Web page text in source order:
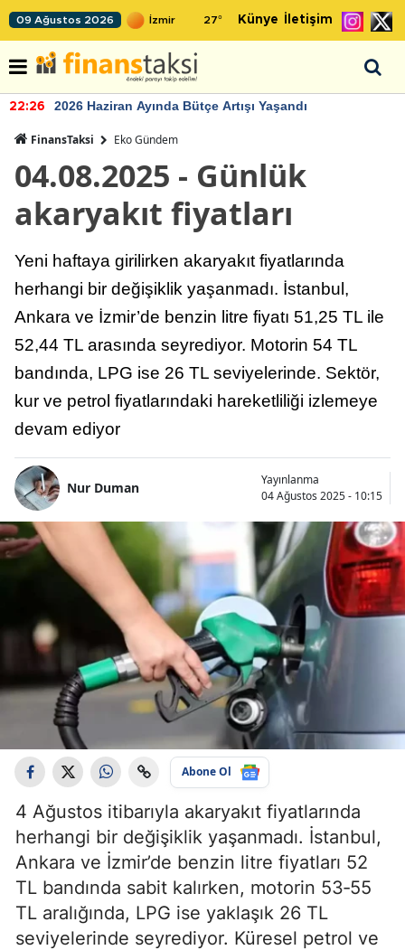
09 Ağustos 2026 27° Künye İletişim
22:26 2026 Haziran Ayında Bütçe Artışı Yaşandı
FinansTaksi Eko Gündem
04.08.2025 - Günlük
akaryakıt fiyatları
Yeni haftaya girilirken akaryakıt fiyatlarında
herhangi bir değişiklik yaşanmadı. İstanbul,
Ankara ve İzmir’de benzin litre fiyatı 51,25 TL ile
52,44 TL arasında seyrediyor. Motorin 54 TL
bandında, LPG ise 26 TL seviyelerinde. Sektör,
kur ve petrol fiyatlarındaki hareketliliği izlemeye
devam ediyor
Nur Duman
Yayınlanma
04 Ağustos 2025 - 10:15
Abone Ol
4 Ağustos itibarıyla akaryakıt fiyatlarında
herhangi bir değişiklik yaşanmadı. İstanbul,
Ankara ve İzmir’de benzin litre fiyatları 52
TL bandında sabit kalırken, motorin 53‑55
TL aralığında, LPG ise yaklaşık 26 TL
seviyelerinde seyrediyor. Küresel petrol ve